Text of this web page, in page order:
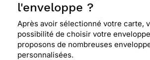
l'enveloppe ?
Après avoir sélectionné votre carte,
possibilité de choisir votre
proposons de nombreuses
personnalisées.